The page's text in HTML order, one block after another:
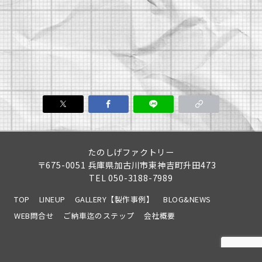
たのしげファクトリー
〒675-0051 兵庫県加古川市東神吉町升田473
TEL050-3188-7989
TOP LINEUP GALLERY【製作事例】
BLOG&NEWS
WEB問合せ
ご納車迄のステップ 会社概要